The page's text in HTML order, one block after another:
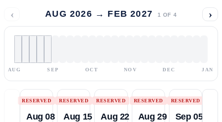
‹ AUG 2026 → FEB 2027 1 OF 4 ›
AUG SEP OCT NOV DEC JAN
RESERVED
Aug 08
RESERVED
Aug 15
RESERVED
Aug 22
RESERVED
Aug 29
RESERVED
Sep 05